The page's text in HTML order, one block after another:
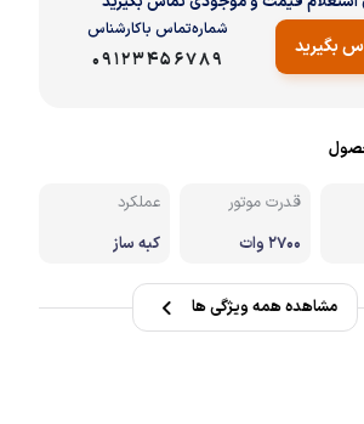
بگیرید
شماره‌تماس‌ با‌کارشناس
09123456789
قدرت موتور
2700 وات
عملکرد
کبه ساز
مشاهده همه ویژگی ها